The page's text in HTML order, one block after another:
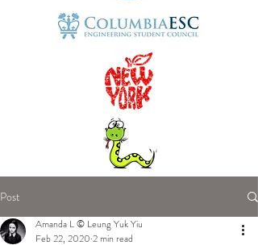
Post
Amanda L © Leung Yuk Yiu
Feb 22, 2020 2 min read